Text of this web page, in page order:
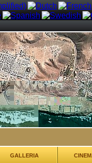
GALLERIA